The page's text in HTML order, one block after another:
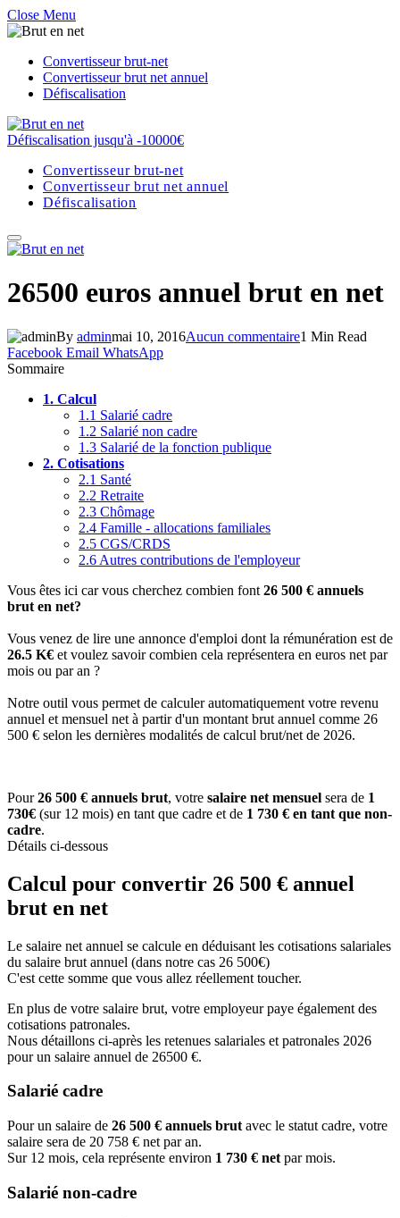
Close Menu
Convertisseur brut-net
Convertisseur brut net annuel
Défiscalisation
Défiscalisation jusqu'à -10000€
Convertisseur brut-net
Convertisseur brut net annuel
Défiscalisation
26500 euros annuel brut en net
By adminmai 10, 2016Aucun commentaire1 Min Read
Facebook Email WhatsApp
Sommaire
1. Calcul
1.1 Salarié cadre
1.2 Salarié non cadre
1.3 Salarié de la fonction publique
2. Cotisations
2.1 Santé
2.2 Retraite
2.3 Chômage
2.4 Famille - allocations familiales
2.5 CGS/CRDS
2.6 Autres contributions de l'employeur
Vous êtes ici car vous cherchez combien font 26 500 € annuels
brut en net?
Vous venez de lire une annonce d'emploi dont la rémunération est de
26.5 K€ et voulez savoir combien cela représentera en euros net par
mois ou par an ?
Notre outil vous permet de calculer automatiquement votre revenu
annuel et mensuel net à partir d'un montant brut annuel comme 26
500 € selon les dernières modalités de calcul brut/net de 2026.
Pour26 500 € annuels brut, votre salaire net mensuel sera de 1
730€ (sur 12 mois) en tant que cadre et de 1 730 € en tant que non-
cadre.
Détails ci-dessous
Calcul pour convertir 26 500 € annuel
brut en net
Le salaire net annuel se calcule en déduisant les cotisations salariales
du salaire brut annuel (dans notre cas 26 500€)
C'est cette somme que vous allez réellement toucher.
En plus de votre salaire brut, votre employeur paye également des
cotisations patronales.
Nous détaillons ci-après les retenues salariales et patronales 2026
pour un salaire annuel de 26500 €.
Salarié cadre
Pour un salaire de 26 500 € annuels brut avec le statut cadre, votre
salaire sera de 20 758 € net par an.
Sur 12 mois, cela représente environ 1 730 € net par mois.
Salarié non-cadre